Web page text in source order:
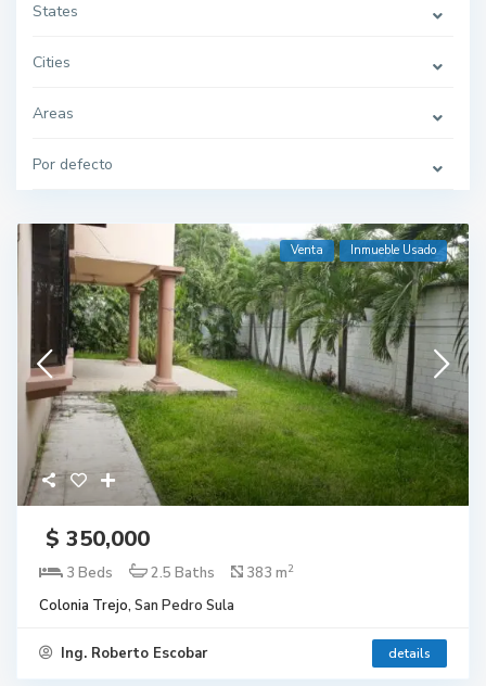
States
Cities
Areas
Por defecto
Venta Inmueble Usado
$ 350,000
3 Beds 2.5 Baths 383 m2
Colonia Trejo, San Pedro Sula
Ing. Roberto Escobar details